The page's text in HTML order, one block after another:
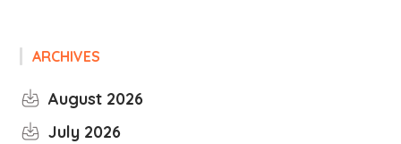
ARCHIVES
August 2026
July 2026